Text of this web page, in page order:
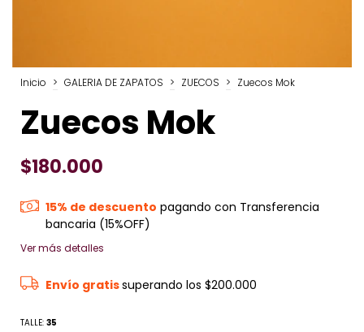
Inicio > GALERIA DE ZAPATOS > ZUECOS > Zuecos Mok
Zuecos Mok
$180.000
15% de descuento pagando con Transferencia
bancaria (15%OFF)
Ver más detalles
Envío gratissuperando los$200.000
TALLE: 35